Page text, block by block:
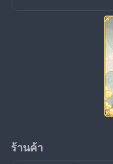
ร้านค้า